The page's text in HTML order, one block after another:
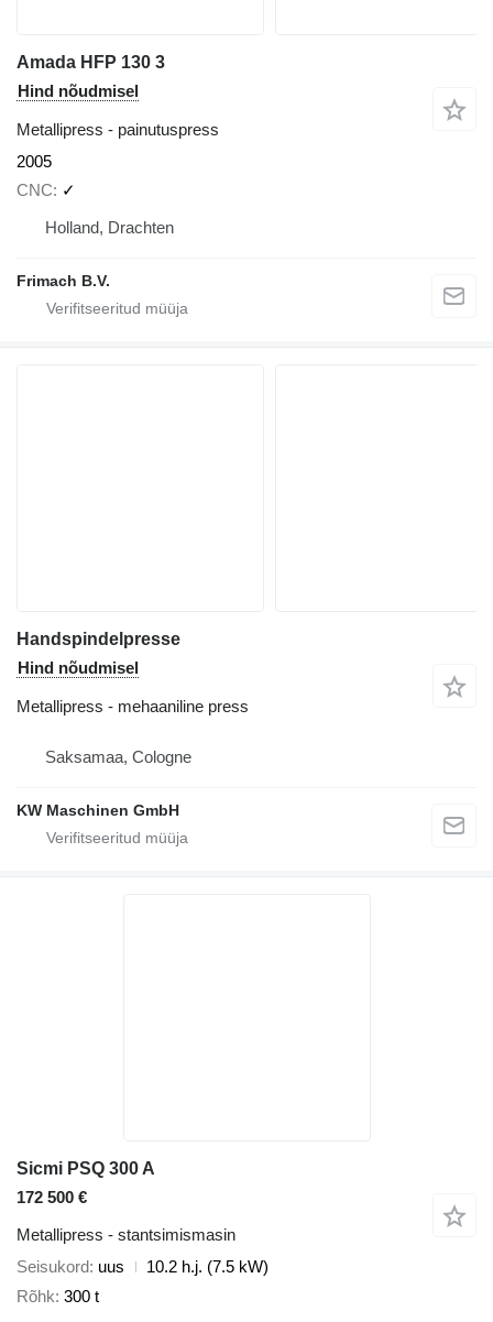
Amada HFP 130 3
Hind nõudmisel
Metallipress - painutuspress
2005
CNC
✓
Holland, Drachten
Frimach B.V.
Handspindelpresse
Hind nõudmisel
Metallipress - mehaaniline press
Saksamaa, Cologne
KW Maschinen GmbH
Sicmi PSQ 300 A
172 500 €
Metallipress - stantsimismasin
Seisukord uus
10.2 h.j. (7.5 kW)
Rõhk 300 t